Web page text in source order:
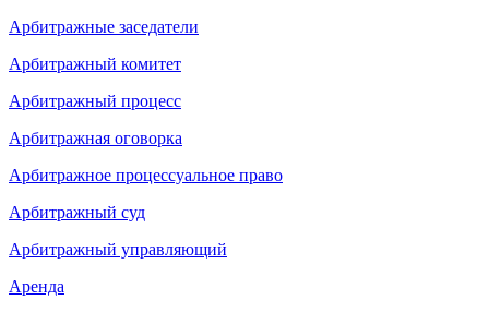
Арбитражные заседатели
Арбитражный комитет
Арбитражный процесс
Арбитражная оговорка
Арбитражное процессуальное право
Арбитражный суд
Арбитражный управляющий
Аренда